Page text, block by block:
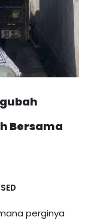
Bersama
perginya